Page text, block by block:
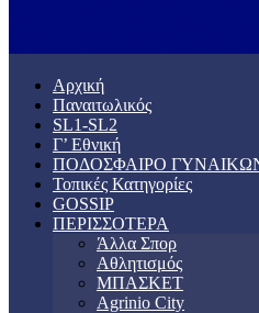
Αρχική
Παναιτωλικός
SL1-SL2
Γ’ Εθνική
ΠΟΔΟΣΦΑΙΡΟ
Τοπικές Κατηγορίες
GOSSIP
ΠΕΡΙΣΣΟΤΕΡΑ
Άλλα Σπορ
Αθλητισμός
ΜΠΑΣΚΕΤ
Agrinio City